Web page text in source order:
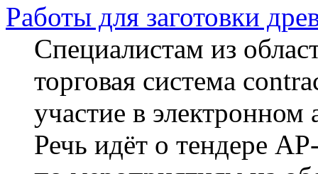
Работы для заготовки
Специалистам из
торговая система
участие в
Речь идёт о тендере